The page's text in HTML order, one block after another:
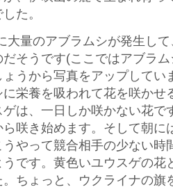
た。
大量のアブラムシが発生し
そうです(ここではアブラ
うから写真をアップしてい
栄養を吸われて花を咲かせ
は、一日しか咲かない花で
咲き始めます。そして朝に
やって競合相手の少ない時
です。黄色いユウスゲの花
ちょっと、ウクライナの旗